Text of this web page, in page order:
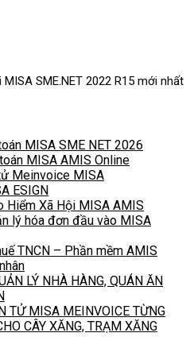
MISA SME NET 2026
MISA AMIS Online
Meinvoice MISA
ESIGN
Hiểm Xã Hội MISA AMIS
lý hóa đơn đầu vào MISA
TNCN – Phần mềm AMIS
LÝ NHÀ HÀNG, QUÁN ĂN
TỬ MISA MEINVOICE TỪNG
CÂY XĂNG, TRẠM XĂNG
MISA SME.NET 2022 R15 mới nhất